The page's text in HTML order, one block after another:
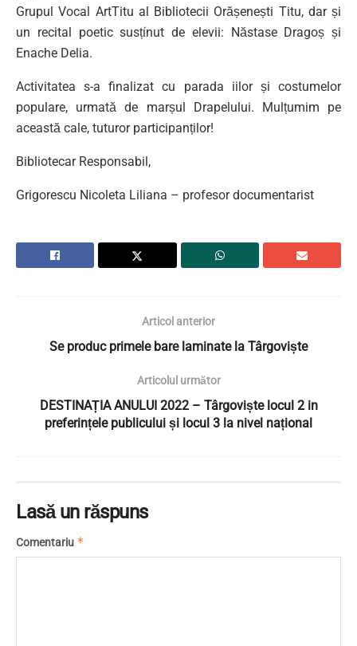
Grupul Vocal ArtTitu al Bibliotecii Orășenești Titu, dar și
un recital poetic susțínut de elevii: Năstase Dragoș și
Enache Delia.
Activitatea s-a finalizat cu parada iilor și costumelor
populare, urmată de marșul Drapelului. Mulțumim pe
această cale, tuturor participanților!
Bibliotecar Responsabil,
Grigorescu Nicoleta Liliana – profesor documentarist
Articol anterior
Se produc primele bare laminate la Târgoviște
Articolul următor
DESTINAȚIA ANULUI 2022 – Târgoviște locul 2 in
preferințele publicului și locul 3 la nivel național
Lasă un răspuns
Comentariu *